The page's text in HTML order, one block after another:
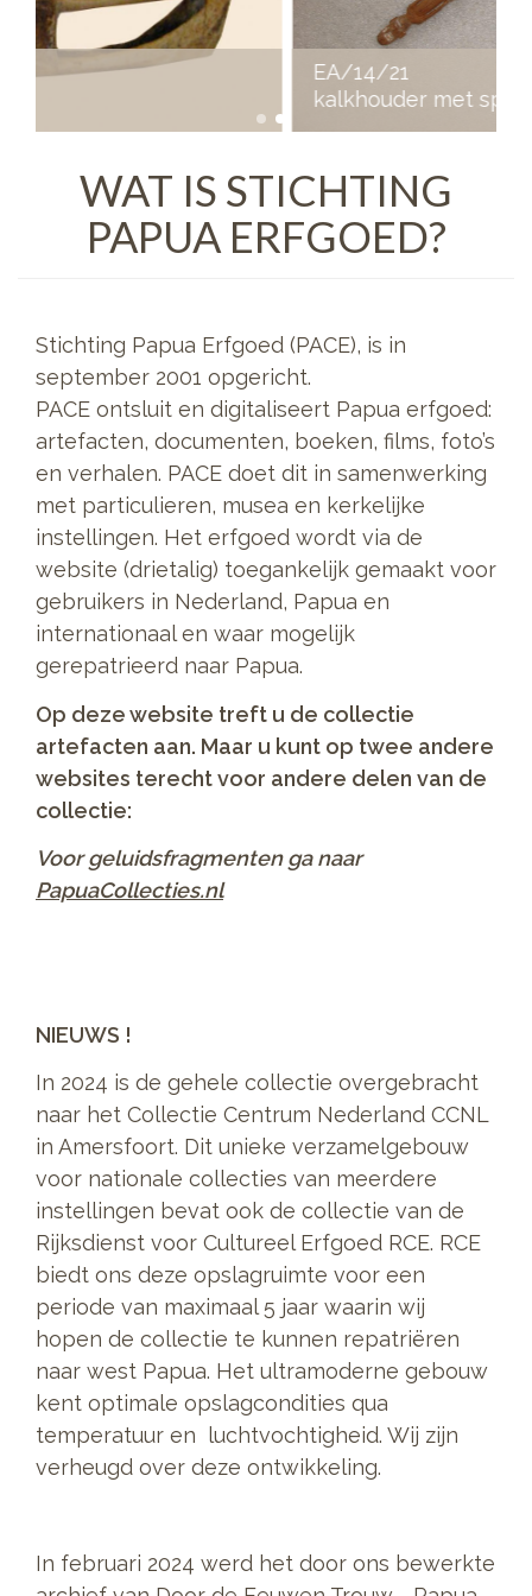
EA/14/21
WAT IS STICHTING
PAPUA ERFGOED?
Stichting Papua Erfgoed (PACE), is in
september 2001 opgericht.
PACE ontsluit en digitaliseert Papua erfgoed:
artefacten, documenten, boeken, films, foto’s
en verhalen. PACE doet dit in samenwerking
met particulieren, musea en kerkelijke
instellingen. Het erfgoed wordt via de
website (drietalig) toegankelijk gemaakt voor
gebruikers in Nederland, Papua en
internationaal en waar mogelijk
gerepatrieerd naar Papua.
Op deze website treft u de collectie
artefacten aan. Maar u kunt op twee andere
websites terecht voor andere delen van de
collectie:
Voor geluidsfragmenten ga naar
PapuaCollecties.nl
NIEUWS !
In 2024 is de gehele collectie overgebracht
naar het Collectie Centrum Nederland CCNL
in Amersfoort. Dit unieke verzamelgebouw
voor nationale collecties van meerdere
instellingen bevat ook de collectie van de
Rijksdienst voor Cultureel Erfgoed RCE. RCE
biedt ons deze opslagruimte voor een
periode van maximaal 5 jaar waarin wij
hopen de collectie te kunnen repatriëren
naar west Papua. Het ultramoderne gebouw
kent optimale opslagcondities qua
temperatuur en luchtvochtigheid. Wij zijn
verheugd over deze ontwikkeling.
In februari 2024 werd het door ons bewerkte